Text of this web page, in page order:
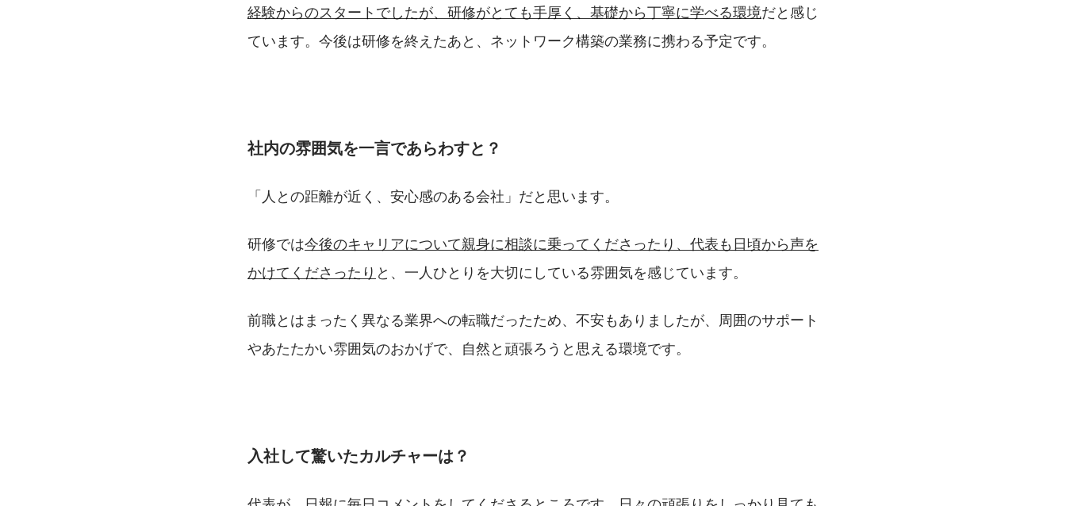
経験からのスタートでしたが、研修がとても手厚く、基礎から丁寧に学べる環境だと感じ
ています。今後は研修を終えたあと、ネットワーク構築の業務に携わる予定です。
社内の雰囲気を一言であらわすと？
「人との距離が近く、安心感のある会社」だと思います。
研修では今後のキャリアについて親身に相談に乗ってくださったり、代表も日頃から声を
かけてくださったり と、一人ひとりを大切にしている雰囲気を感じています。
前職とはまったく異なる業界への転職だったため、不安もありましたが、周囲のサポート
やあたたかい雰囲気のおかげで、自然と頑張ろうと思える環境です。
入社して驚いたカルチャーは？